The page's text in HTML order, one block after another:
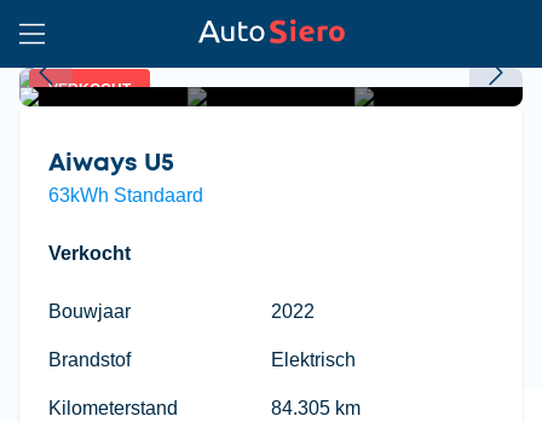
VERKOCHT
Aiways U5
63kWh Standaard
Verkocht
Bouwjaar 2022
Brandstof Elektrisch
Kilometerstand 84.305 km